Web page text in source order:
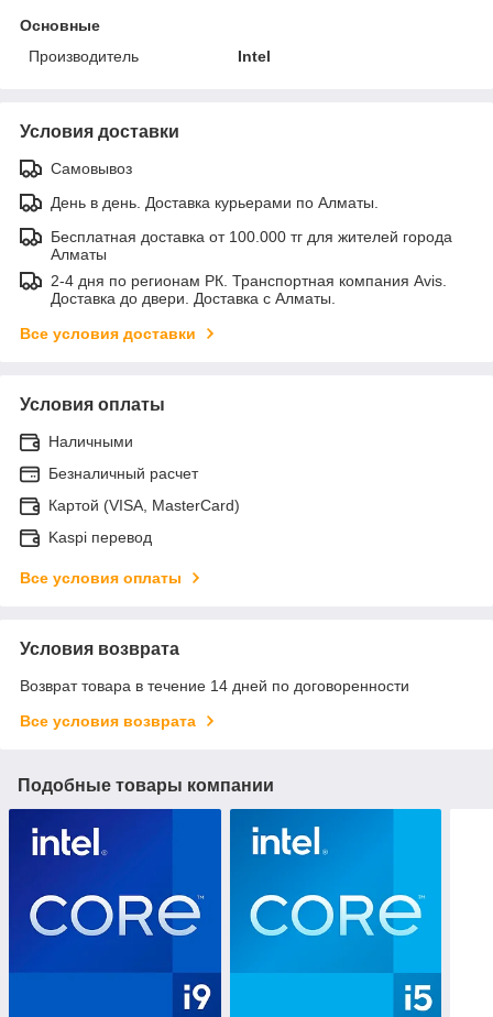
Основные
Производитель
Intel
Условия доставки
Самовывоз
День в день. Доставка курьерами по Алматы.
Бесплатная доставка от 100.000 тг для жителей города
Алматы
2-4 дня по регионам РК. Транспортная компания Avis.
Доставка до двери. Доставка с Алматы.
Все условия доставки
Условия оплаты
Наличными
Безналичный расчет
Картой (VISA, MasterCard)
Kaspi перевод
Все условия оплаты
Условия возврата
Возврат товара в течение 14 дней по договоренности
Все условия возврата
Подобные товары компании